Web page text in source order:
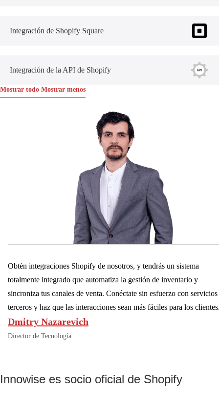
Integración de Shopify Square
Integración de la API de Shopify
Mostrar todo Mostrar menos
Obtén integraciones Shopify de nosotros, y tendrás un sistema
totalmente integrado que automatiza la gestión de inventario y
sincroniza tus canales de venta. Conéctate sin esfuerzo con servicios
terceros y haz que las interacciones sean más fáciles para los
Dmitry Nazarevich
Director de Tecnología
Innowise es socio oficial de Shopify